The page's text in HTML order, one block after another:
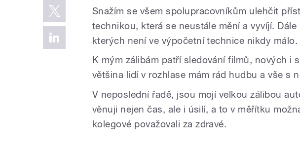
Snažím se všem spolupracovníkům ulehčit
technikou, která se neustále mění a vyvíjí.
kterých není ve výpočetní technice nikdy málo.
K mým zálibám patří sledování filmů, nových i
většina lidí v rozhlase mám rád hudbu a vše s
V neposlední řadě, jsou mojí velkou zálibou
věnuji nejen čas, ale i úsilí, a to v měřítku
kolegové považovali za zdravé.